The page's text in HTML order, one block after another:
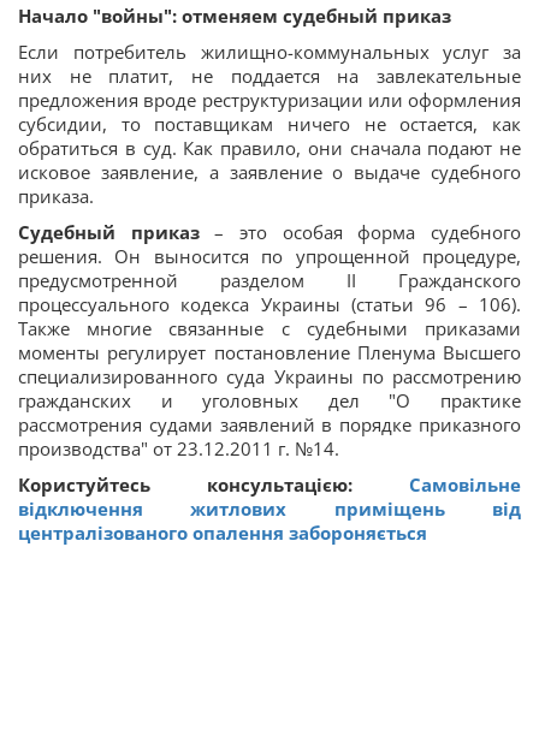
Начало "войны": отменяем судебный приказ
Если потребитель жилищно-коммунальных услуг за
них не платит, не поддается на завлекательные
предложения вроде реструктуризации или оформления
субсидии, то поставщикам ничего не остается, как
обратиться в суд. Как правило, они сначала подают не
исковое заявление, а заявление о выдаче судебного
приказа.
Судебный приказ– это особая форма судебного
решения. Он выносится по упрощенной процедуре,
предусмотренной разделом II Гражданского
процессуального кодекса Украины (статьи 96 – 106).
Также многие связанные с судебными приказами
моменты регулирует постановление Пленума Высшего
специализированного суда Украины по рассмотрению
гражданских и уголовных дел "О практике
рассмотрения судами заявлений в порядке приказного
производства" от 23.12.2011 г. №14.
Користуйтесь консультацією: Самовільне
відключення житлових приміщень від
централізованого опалення забороняється